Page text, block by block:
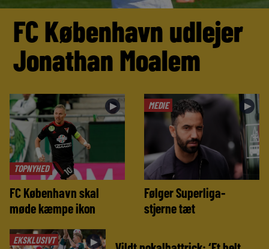
FC København udlejer
Jonathan Moalem
TOPNYHED
►
FC København skal
møde kæmpe ikon
MEDIE ►
Følger Superliga-
stjerne tæt
EKSKLUSIVT ►